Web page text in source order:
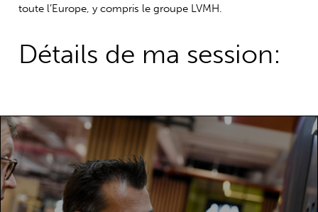
toute l’Europe, y compris le groupe LVMH.
Détails de ma session: